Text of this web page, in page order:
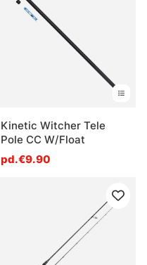
Kinetic Witcher Tele
Pole CC W/Float
pd.€9.90